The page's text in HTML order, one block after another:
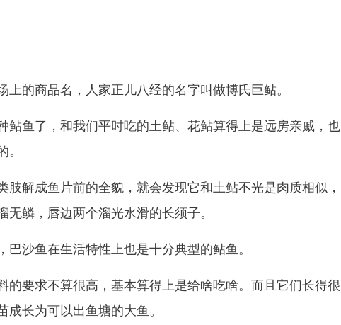
的商品名，人家正儿八经的名字叫做博氏巨鲇。
鱼了，和我们平时吃的土鲇、花鲇算得上是远房亲戚，也
。
解成鱼片前的全貌，就会发现它和土鲇不光是肉质相似，
鳞，唇边两个溜光水滑的长须子。
沙鱼在生活特性上也是十分典型的鲇鱼。
要求不算很高，基本算得上是给啥吃啥。而且它们长得很
长为可以出鱼塘的大鱼。